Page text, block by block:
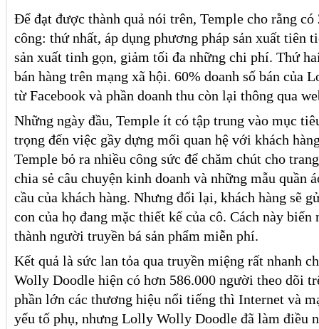
Để đạt được thành quả nói trên, Temple cho rằng có
công: thứ nhất, áp dụng phương pháp sản xuất tiên
sản xuất tinh gọn, giảm tối đa những chi phí. Thứ
bán hàng trên mạng xã hội. 60% doanh số bán của
từ Facebook và phần doanh thu còn lại thông qua
Những ngày đầu, Temple ít có tập trung vào mục
trọng đến việc gầy dựng mối quan hệ với khách
Temple bỏ ra nhiều công sức để chăm chút cho
chia sẻ câu chuyện kinh doanh và những mẫu quần
cầu của khách hàng. Nhưng đổi lại, khách hàng sẽ
con của họ đang mặc thiết kế của cô. Cách này
thành người truyền bá sản phẩm miễn phí.
Kết quả là sức lan tỏa qua truyền miệng rất nhanh
Wolly Doodle hiện có hơn 586.000 người theo dõi
phần lớn các thương hiệu nổi tiếng thì Internet và
yếu tố phụ, nhưng Lolly Wolly Doodle đã làm điều